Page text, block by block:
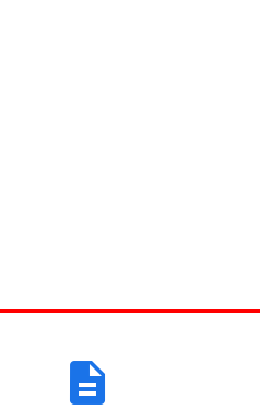
description